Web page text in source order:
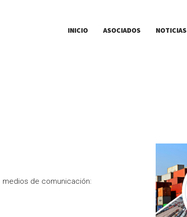
INICIO ASOCIADOS NOTICIAS
de comunicación: